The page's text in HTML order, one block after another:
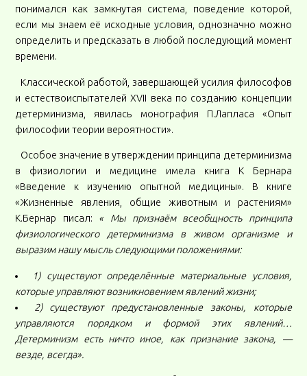
понимался как замкнутая система, поведение которой,
если мы знаем её исходные условия, однозначно можно
определить и предсказать в любой последующий момент
времени.
Классической работой, завершающей усилия философов
и естествоиспытателей XVII века по созданию концепции
детерминизма, явилась монография П.Лапласа «Опыт
философии теории вероятности».
Особое значение в утверждении принципа детерминизма
в физиологии и медицине имела книга К Бернара
«Введение к изучению опытной медицины». В книге
«Жизненные явления, общие животным и растениям»
К.Бернар писал: « Мы признаём всеобщность принципа
физиологического детерминизма в живом организме и
выразим нашу мысль следующими положениями:
1) существуют определённые материальные условия,
которые управляют возникновением явлений жизни;
2) существуют предустановленные законы, которые
управляются порядком и формой этих явлений…
Детерминизм есть ничто иное, как признание закона, —
везде, всегда».